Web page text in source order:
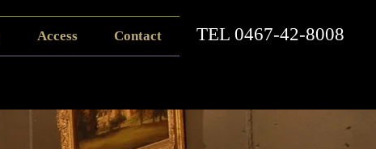
Access Contact ​TEL 0467-42-8008